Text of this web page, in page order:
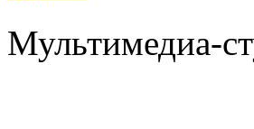
Мультимедиа-